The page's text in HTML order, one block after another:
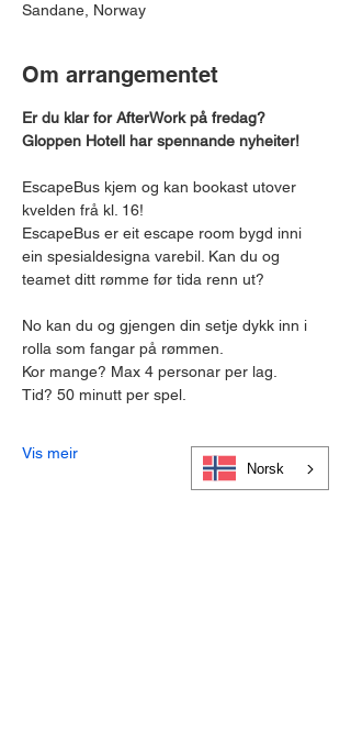
Sandane, Norway
Om arrangementet
Er du klar for AfterWork på fredag?
Gloppen Hotell har spennande nyheiter!
EscapeBus kjem og kan bookast utover
kvelden frå kl. 16!
EscapeBus er eit escape room bygd inni
ein spesialdesigna varebil. Kan du og
teamet ditt rømme før tida renn ut?
No kan du og gjengen din setje dykk inn i
rolla som fangar på rømmen.
Kor mange? Max 4 personar per lag.
Tid? 50 minutt per spel.
Vis meir
Norsk